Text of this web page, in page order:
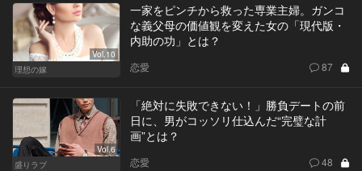
Vol.10
理想の嫁
一家をピンチから救った専業主婦。ガンコ
な義父母の価値観を変えた女の「現代版・
内助の功」とは？
恋愛 87
Vol.6
盛りラブ
「絶対に失敗できない！」勝負デートの前
日に、男がコッソリ仕込んだ“完璧な計
画”とは？
恋愛 48